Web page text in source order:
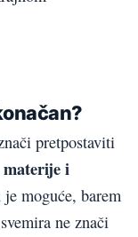
pretpostaviti
i
moguće, barem
ne znači